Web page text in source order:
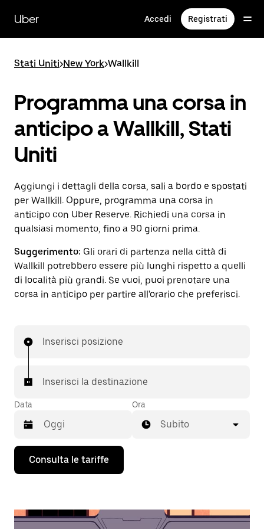
contenuto
principale
Uber Accedi Registrati
Stati Uniti>New York>Wallkill
Programma una corsa in
anticipo a Wallkill, Stati
Uniti
Aggiungi i dettagli della corsa, sali a bordo e spostati
per Wallkill. Oppure, programma una corsa in
anticipo con Uber Reserve. Richiedi una corsa in
qualsiasi momento, fino a 90 giorni prima.
Suggerimento: Gli orari di partenza nella città di
Wallkill potrebbero essere più lunghi rispetto a quelli
di località più grandi. Se vuoi, puoi prenotare una
corsa in anticipo per partire all'orario che preferisci.
Inserisci posizione
Inserisci la destinazione
Data
Utilizza
tasto
verso
Ora
Subito
Consulta le tariffe